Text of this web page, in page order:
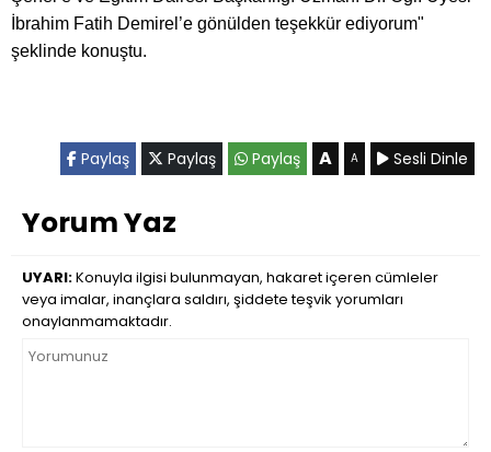
İbrahim Fatih Demirel’e gönülden teşekkür ediyorum"
şeklinde konuştu.
Paylaş Paylaş Paylaş A A Sesli Dinle
Yorum Yaz
UYARI:Konuyla ilgisi bulunmayan, hakaret içeren cümleler
veya imalar, inançlara saldırı, şiddete teşvik yorumları
onaylanmamaktadır.